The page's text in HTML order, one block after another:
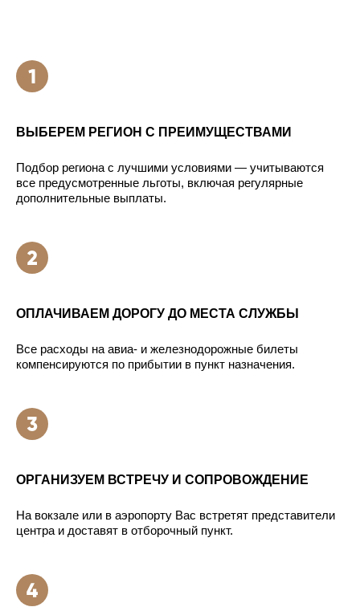
ВЫБЕРЕМ РЕГИОН С ПРЕИМУЩЕСТВАМИ
Подбор региона с лучшими условиями — учитываются
все предусмотренные льготы, включая регулярные
дополнительные выплаты.
ОПЛАЧИВАЕМ ДОРОГУ ДО МЕСТА СЛУЖБЫ
Все расходы на авиа- и железнодорожные билеты
компенсируются по прибытии в пункт назначения.
ОРГАНИЗУЕМ ВСТРЕЧУ И СОПРОВОЖДЕНИЕ
На вокзале или в аэропорту Вас встретят представители
центра и доставят в отборочный пункт.